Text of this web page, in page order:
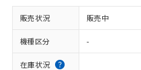
販売状況 販売中
機種区分 -
在庫状況